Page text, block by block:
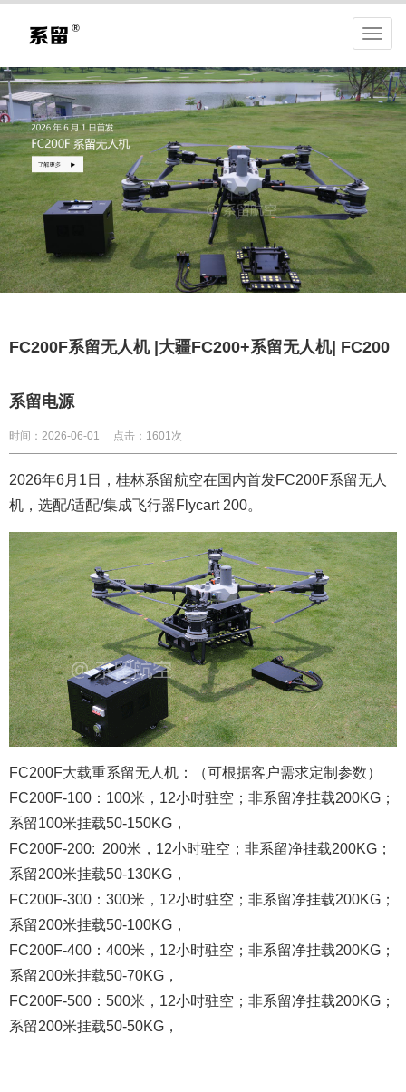
FC200F系留无人机 |大疆FC200+系留无人机| FC200
系留电源
时间：2026-06-01 点击：1601次
2026年6月1日， 桂林系留航空在国内首发FC200F系留无人
机，选配/适配/集成飞行器Flycart 200。
FC200F大载重系留无人机：（可根据客户需求定制参数）
FC200F-100：100米，12小时驻空；非系留净挂载200KG；
系留100米挂载50-150KG，
FC200F-200: 200米，12小时驻空；非系留净挂载200KG；
系留200米挂载50-130KG，
FC200F-300：300米，12小时驻空；非系留净挂载200KG；
系留200米挂载50-100KG，
FC200F-400：400米，12小时驻空；非系留净挂载200KG；
系留200米挂载50-70KG，
FC200F-500：500米，12小时驻空；非系留净挂载200KG；
系留200米挂载50-50KG，